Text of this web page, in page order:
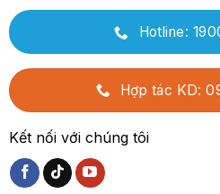
Hotline:
Hợp tác KD:
Kết nối với chúng tôi